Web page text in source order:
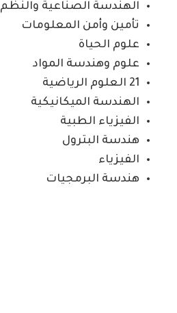
الهندسة الصناعية والنظم
تأمين وأمن المعلومات
علوم الحياة
علوم وهندسة المواد
21 العلوم الرياضية
الهندسة الميكانيكية
الفيزياء الطبية
هندسة البترول
الفيزياء
هندسة البرمجيات